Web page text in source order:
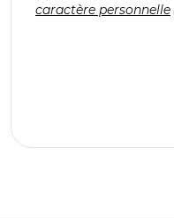
caractère personnelle